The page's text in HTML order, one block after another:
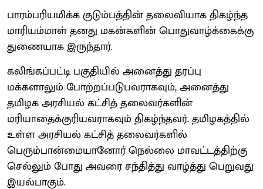
பாரம்பரியமிக்க குடும்பத்தின் தலைவியாக திகழ்ந்த
மாரியம்மாள் தனது மகன்களின் பொதுவாழ்க்கைக்கு
துணையாக இருந்தார்.
கலிங்கப்பட்டி பகுதியில் அனைத்து தரப்பு
மக்களாலும் போற்றப்படுபவராகவும், அனைத்து
தமிழக அரசியல் கட்சித் தலைவர்களின்
மரியாதைக்குரியவராகவும் திகழ்ந்தவர். தமிழகத்தில்
உள்ள அரசியல் கட்சித் தலைவர்களில்
பெரும்பான்மையானோர் நெல்லை மாவட்டத்திற்கு
செல்லும் போது அவரை சந்தித்து வாழ்த்து பெறுவது
இயல்பாகும்.